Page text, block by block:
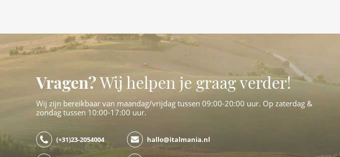
Vragen?Wij helpen je graag verder!
Wij zijn bereikbaar van maandag/vrijdag tussen 09:00-20:00 uur. Op zaterdag &
zondag tussen 10:00-17:00 uur.
(+31)23-2054004 hallo@italmania.nl